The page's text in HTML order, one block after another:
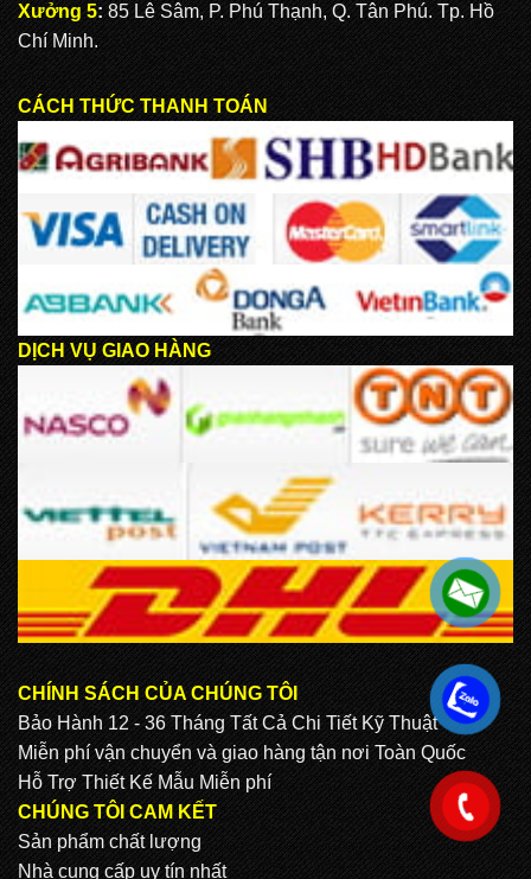
Xưởng 5: 85 Lê Sâm, P. Phú Thạnh, Q. Tân Phú. Tp. Hồ
Chí Minh.
CÁCH THỨC THANH TOÁN
DỊCH VỤ GIAO HÀNG
CHÍNH SÁCH CỦA CHÚNG TÔI
Bảo Hành 12 - 36 Tháng Tất Cả Chi Tiết Kỹ Thuật
Miễn phí vận chuyển và giao hàng tận nơi Toàn Quốc
Hỗ Trợ Thiết Kế Mẫu Miễn phí
CHÚNG TÔI CAM KẾT
Sản phẩm chất lượng
Nhà cung cấp uy tín nhất
.
.